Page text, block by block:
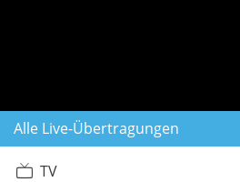
Alle Live-Übertragungen
TV